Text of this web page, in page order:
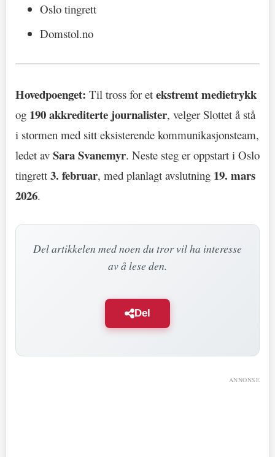
Oslo tingrett
Domstol.no
Hovedpoenget: Til tross for et ekstremt medietrykk
og 190 akkrediterte journalister, velger Slottet å stå
i stormen med sitt eksisterende kommunikasjonsteam,
ledet av Sara Svanemyr. Neste steg er oppstart i Oslo
tingrett 3. februar, med planlagt avslutning 19. mars
2026.
Del artikkelen med noen du tror vil ha interesse
av å lese den.
Del
ANNONSE